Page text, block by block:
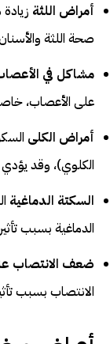
أمراض اللثة
صحة اللثة
مشاكل في
على الأعصاب،
أمراض الكلى
الكلوي)، وقد
السكتة الدماغية
الدماغية بسبب
ضعف الانتصاب
الانتصاب بسبب